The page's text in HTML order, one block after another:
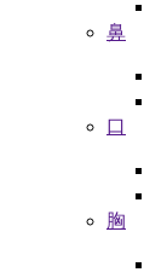
鼻
口
胸